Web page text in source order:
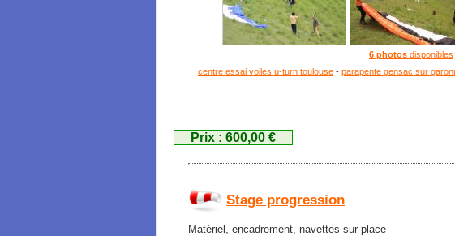
6 photos disponibles
centre essai voiles u-turn toulouse - parapente gensac sur
Prix : 600,00 €
Stage progression
Matériel, encadrement, navettes sur place